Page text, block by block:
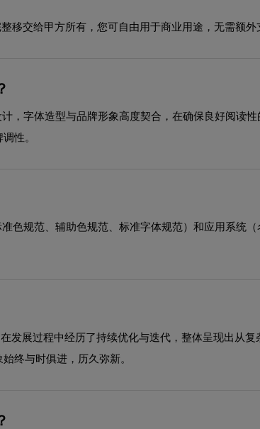
移交给甲方所有，您可自由用于商业用途，无需额外
，字体造型与品牌形象高度契合，在确保良好阅读
性。
色规范、辅助色规范、标准字体规范）和应用系统
发展过程中经历了持续优化与迭代，整体呈现出从
终与时俱进，历久弥新。